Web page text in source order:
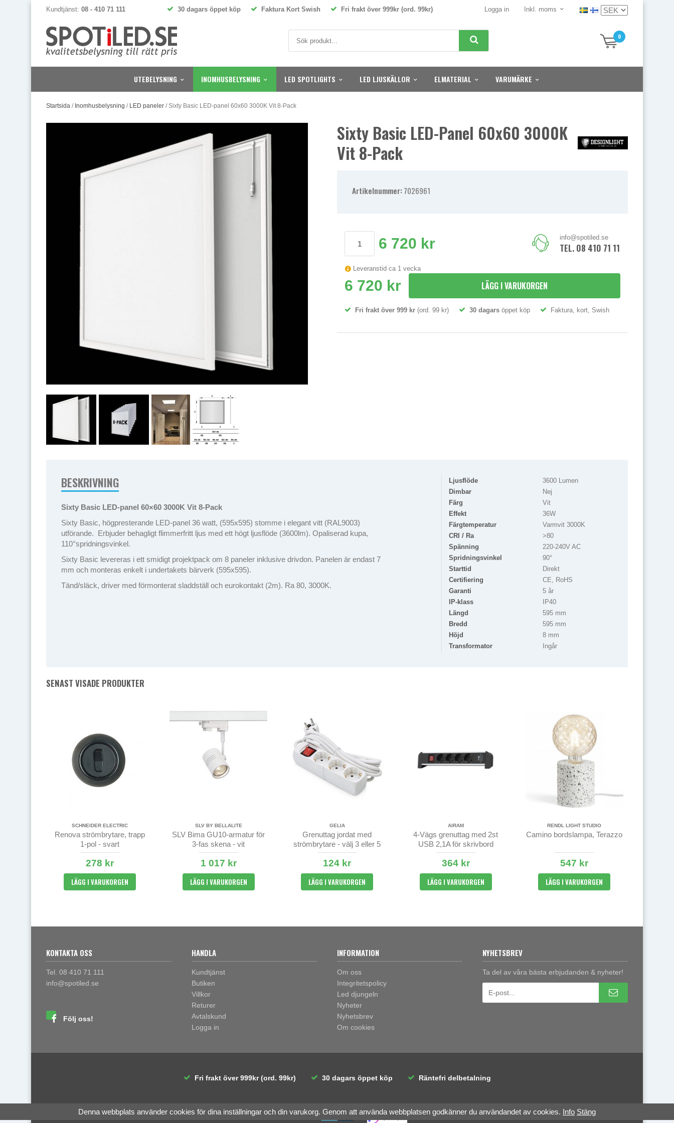
Kundtjänst: 08 - 410 71 111 Logga in Inkl. moms
30 dagars öppet köp Faktura Kort Swish Fri frakt över 999kr (ord. 99kr)
0
UTEBELYSNING INOMHUSBELYSNING LED SPOTLIGHTS LED LJUSKÄLLOR ELMATERIAL VARUMÄRKE
Startsida / Inomhusbelysning / LED paneler /Sixty Basic LED-panel 60x60 3000K Vit 8-Pack
Sixty Basic LED-Panel 60x60 3000K
Vit 8-Pack
Artikelnummer:7026961
6 720 kr info@spotiled.se
TEL. 08 410 71 111
Leveranstid ca 1 vecka
6 720 kr LÄGG I VARUKORGEN
Fri frakt över 999 kr (ord. 99 kr) 30 dagars öppet köp Faktura, kort, Swish
BESKRIVNING
Sixty Basic LED-panel 60×60 3000K Vit 8-Pack
Sixty Basic, högpresterande LED-panel 36 watt, (595x595) stomme i elegant vitt (RAL9003)
utförande. Erbjuder behagligt flimmerfritt ljus med ett högt ljusflöde (3600lm). Opaliserad kupa,
110°spridningsvinkel.
Sixty Basic levereras i ett smidigt projektpack om 8 paneler inklusive drivdon. Panelen är endast 7
mm och monteras enkelt i undertakets bärverk (595x595).
Tänd/släck, driver med förmonterat sladdställ och eurokontakt (2m). Ra 80, 3000K.
Ljusflöde
3600 Lumen
Dimbar
Nej
Färg
Vit
Effekt
36W
Färgtemperatur
Varmvit 3000K
CRI / Ra
>80
Spänning
220-240V AC
Spridningsvinkel
90°
Starttid
Direkt
Certifiering
CE, RoHS
Garanti
5 år
IP-klass
IP40
Längd
595 mm
Bredd
595 mm
Höjd
8 mm
Transformator
Ingår
SENAST VISADE PRODUKTER
SCHNEIDER ELECTRIC
Renova strömbrytare, trapp
1-pol - svart
278 kr
LÄGG I VARUKORGEN
SLV BY BELLALITE
SLV Bima GU10-armatur för
3-fas skena - vit
1 017 kr
LÄGG I VARUKORGEN
GELIA
Grenuttag jordat med
strömbrytare - välj 3 eller 5
vägs
124 kr
LÄGG I VARUKORGEN
AIRAM
4-Vägs grenuttag med 2st
USB 2,1A för skrivbord
364 kr
LÄGG I VARUKORGEN
RENDL LIGHT STUDIO
Camino bordslampa, Terazzo
547 kr
LÄGG I VARUKORGEN
KONTAKTA OSS
Tel. 08 410 71 111
info@spotiled.se
Följ oss!
HANDLA
Kundtjänst
Butiken
Villkor
Returer
Avtalskund
Logga in
INFORMATION
Om oss
Integritetspolicy
Led djungeln
Nyheter
Nyhetsbrev
Om cookies
NYHETSBREV
Ta del av våra bästa erbjudanden & nyheter!
Fri frakt över 999kr (ord. 99kr) 30 dagars öppet köp Räntefri delbetalning
Denna webbplats använder cookies för dina inställningar och din varukorg. Genom att använda webbplatsen godkänner du användandet av cookies. Info Stäng